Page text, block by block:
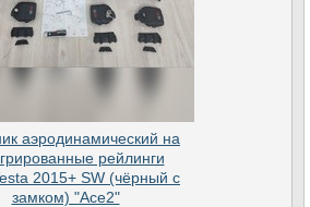
аэродинамический на
рейлинги
2015+ SW (чёрный с
замком) "Ace2"